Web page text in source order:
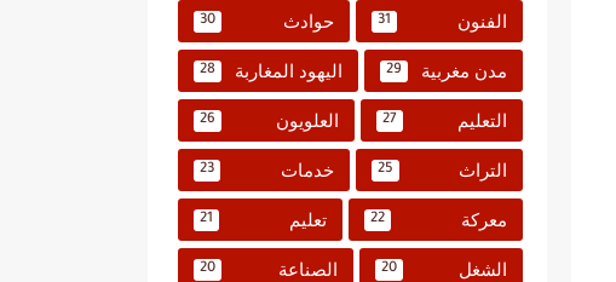
الفنون 31 حوادث 30
مدن مغربية 29 اليهود المغاربة 28
التعليم 27 العلويون 26
التراث 25 خدمات 23
معركة 22 تعليم 21
الشغل 20 الصناعة 20